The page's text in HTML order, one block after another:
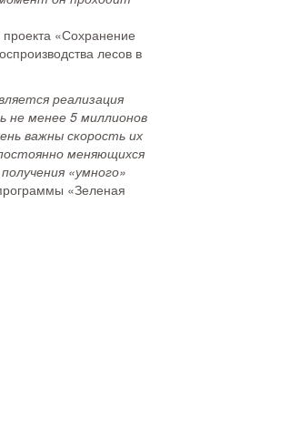
«Сохранение
лесов в
реализация
не менее 5 миллионов
важны скорость их
меняющихся
«умного»
«Зеленая